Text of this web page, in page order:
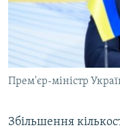
ВІДЕОУРОКИ «ELIFBE»
СВІДЧЕННЯ ОКУПАЦІЇ
УКРАЇНСЬКА
ІНФОГРАФІКА
Русский
ДОЛУЧАЙСЯ!
Прем'єр-міністр
Збільшення